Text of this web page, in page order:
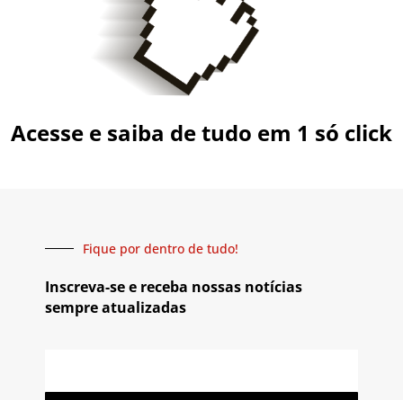
Acesse e saiba de tudo em 1 só click
Fique por dentro de tudo!
Inscreva-se e receba nossas notícias
sempre atualizadas